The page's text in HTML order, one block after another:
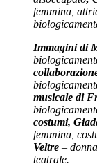
femmina,
Immagini di
musicale di
costumi,
femmina,
Veltre –
teatrale.